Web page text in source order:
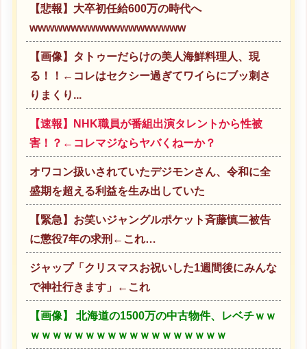
【悲報】大卒初任給600万の時代へ
wwwwwwwwwwwwwwwwwww
【画像】タトゥーだらけの美人海鮮料理人、現
る！！←コレはセクシー過ぎてワイらにブッ刺さ
りまくり...
【速報】NHK職員が番組出演タレントから性被
害！？←コレマジならヤバくねーか？
オワコン扱いされていたデジモンさん、令和に全
盛期を超える利益を生み出していた
【緊急】お笑いジャングルポケット斉藤慎二被告
に懲役7年の求刑←これ…
ジャップ「クリスマスお祝いした1週間後にみんな
で神社行きます」←これ
【画像】 北海道の1500万の中古物件、レベチｗｗ
ｗｗｗｗｗｗｗｗｗｗｗｗｗｗｗｗｗｗ